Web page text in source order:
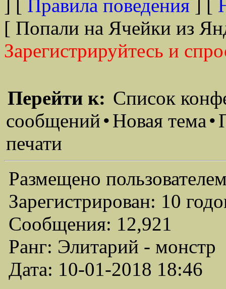
] [ Правила поведения ] [
[ Попали на Ячейки из
Зарегистрируйтесь и
Перейти к: Список
сообщений•Новая тема•
печати
Размещено
Зарегистрирован: 10
Сообщения: 12,921
Ранг: Элитарий - монстр
Дата: 10-01-2018 18:46